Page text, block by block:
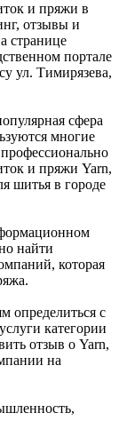
и пряжи в
отзывы и
странице
портале
ул. Тимирязева,
сфера
многие
и пряжи Yarn,
шитья в городе
найти
которая
определиться с
категории
отзыв о Yarn,
на